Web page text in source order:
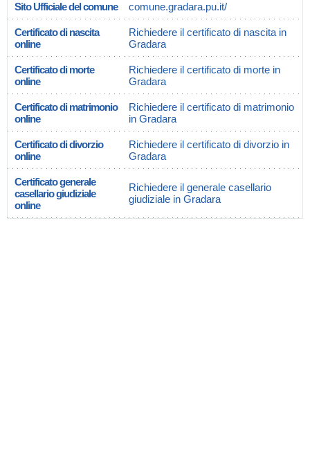
Sito Ufficiale del comune comune.gradara.pu.it/
Certificato di nascita
online
Richiedere il certificato di nascita in
Gradara
Certificato di morte
online
Richiedere il certificato di morte in
Gradara
Certificato di matrimonio
online
Richiedere il certificato di matrimonio
in Gradara
Certificato di divorzio
online
Richiedere il certificato di divorzio in
Gradara
Certificato generale
casellario giudiziale
online
Richiedere il generale casellario
giudiziale in Gradara